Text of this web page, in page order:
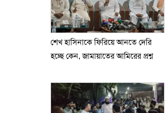
শেখ হাসিনাকে ফিরিয়ে আনতে দেরি
হচ্ছে কেন, জামায়াতের আমিরের প্রশ্ন